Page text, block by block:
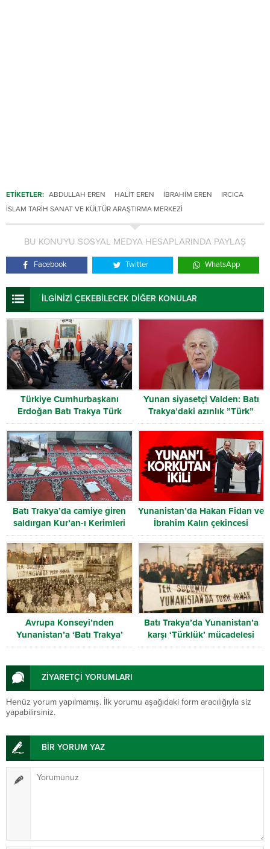
ETİKETLER: ABDULLAH EREN HALIT EREN İBRAHIM EREN
IRCICA
İSLAM TARIH SANAT VE KÜLTÜR ARAŞTIRMA MERKEZI
BU KONUYU SOSYAL MEDYA HESAPLARINDA PAYLAŞ
Facebook Twitter WhatsApp
İLGİNİZİ ÇEKEBİLECEK DİĞER KONULAR
Türkiye Cumhurbaşkanı
Erdoğan Batı Trakya Türk
Heyetini kabul etti
Yunan siyasetçi Valden: Batı
Trakya’daki azınlık ”Türk”
olarak tanınmalı
Batı Trakya’da camiye giren
saldırgan Kur’an-ı Kerimleri
yırttı
Yunanistan’da Hakan Fidan ve
İbrahim Kalın çekincesi
Avrupa Konseyi’nden
Yunanistan’a ‘Batı Trakya’
uyarısı
Batı Trakya’da Yunanistan’a
karşı ‘Türklük’ mücadelesi
ZİYARETÇİ YORUMLARI
Henüz yorum yapılmamış. İlk yorumu aşağıdaki form aracılığıyla siz
yapabilirsiniz.
BİR YORUM YAZ